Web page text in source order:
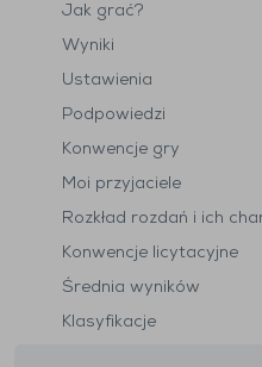
Jak grać?
Wyniki
Ustawienia
Podpowiedzi
Konwencje gry
Moi przyjaciele
Rozkład rozdań i ich
Konwencje licytacyjne
Średnia wyników
Klasyfikacje